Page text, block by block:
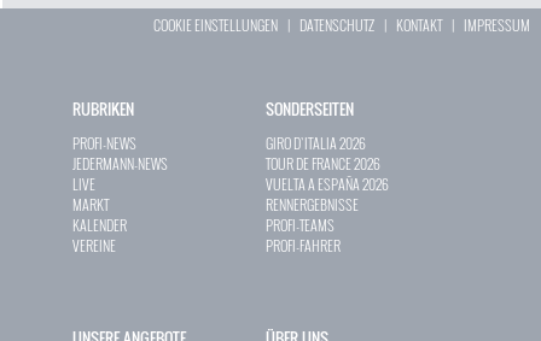
COOKIE EINSTELLUNGEN | DATENSCHUTZ | KONTAKT| IMPRESSUM
RUBRIKEN
PROFI-NEWS
JEDERMANN-NEWS
LIVE
MARKT
KALENDER
VEREINE
SONDERSEITEN
GIRO D`ITALIA 2026
TOUR DE FRANCE 2026
VUELTA A ESPAÑA 2026
RENNERGEBNISSE
PROFI-TEAMS
PROFI-FAHRER